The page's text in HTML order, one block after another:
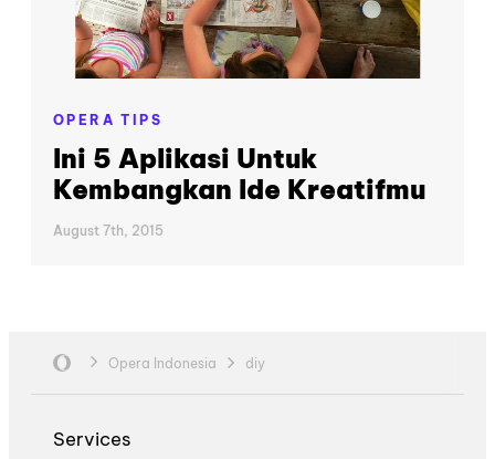
OPERA TIPS
Ini 5 Aplikasi Untuk
Kembangkan Ide Kreatifmu
August 7th, 2015
Opera Indonesia diy
Services